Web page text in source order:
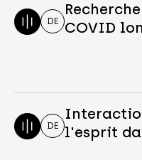
DE
COVID
DE
l'esprit